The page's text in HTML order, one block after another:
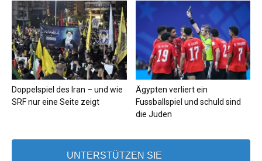
Doppelspiel des Iran – und wie
SRF nur eine Seite zeigt
Ägypten verliert ein
Fussballspiel und schuld sind
die Juden
UNTERSTÜTZEN SIE